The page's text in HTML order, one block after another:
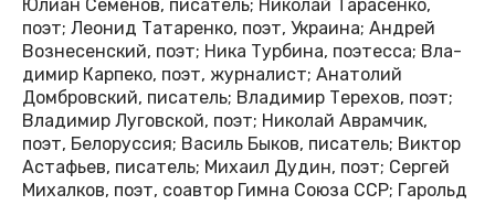
Юлиан Семёнов, писатель; Николай Тарасенко,
поэт; Леонид Татаренко, поэт, Украина; Андрей
Вознесенский, поэт; Ника Турбина, поэтесса; Вла-
димир Карпеко, поэт, журналист; Анатолий
Домбровский, писатель; Владимир Терехов, поэт;
Владимир Луговской, поэт; Николай Аврамчик,
поэт, Белоруссия; Василь Быков, писатель; Виктор
Астафьев, писатель; Михаил Дудин, поэт; Сергей
Михалков, поэт, соавтор Гимна Союза ССР; Гарольд